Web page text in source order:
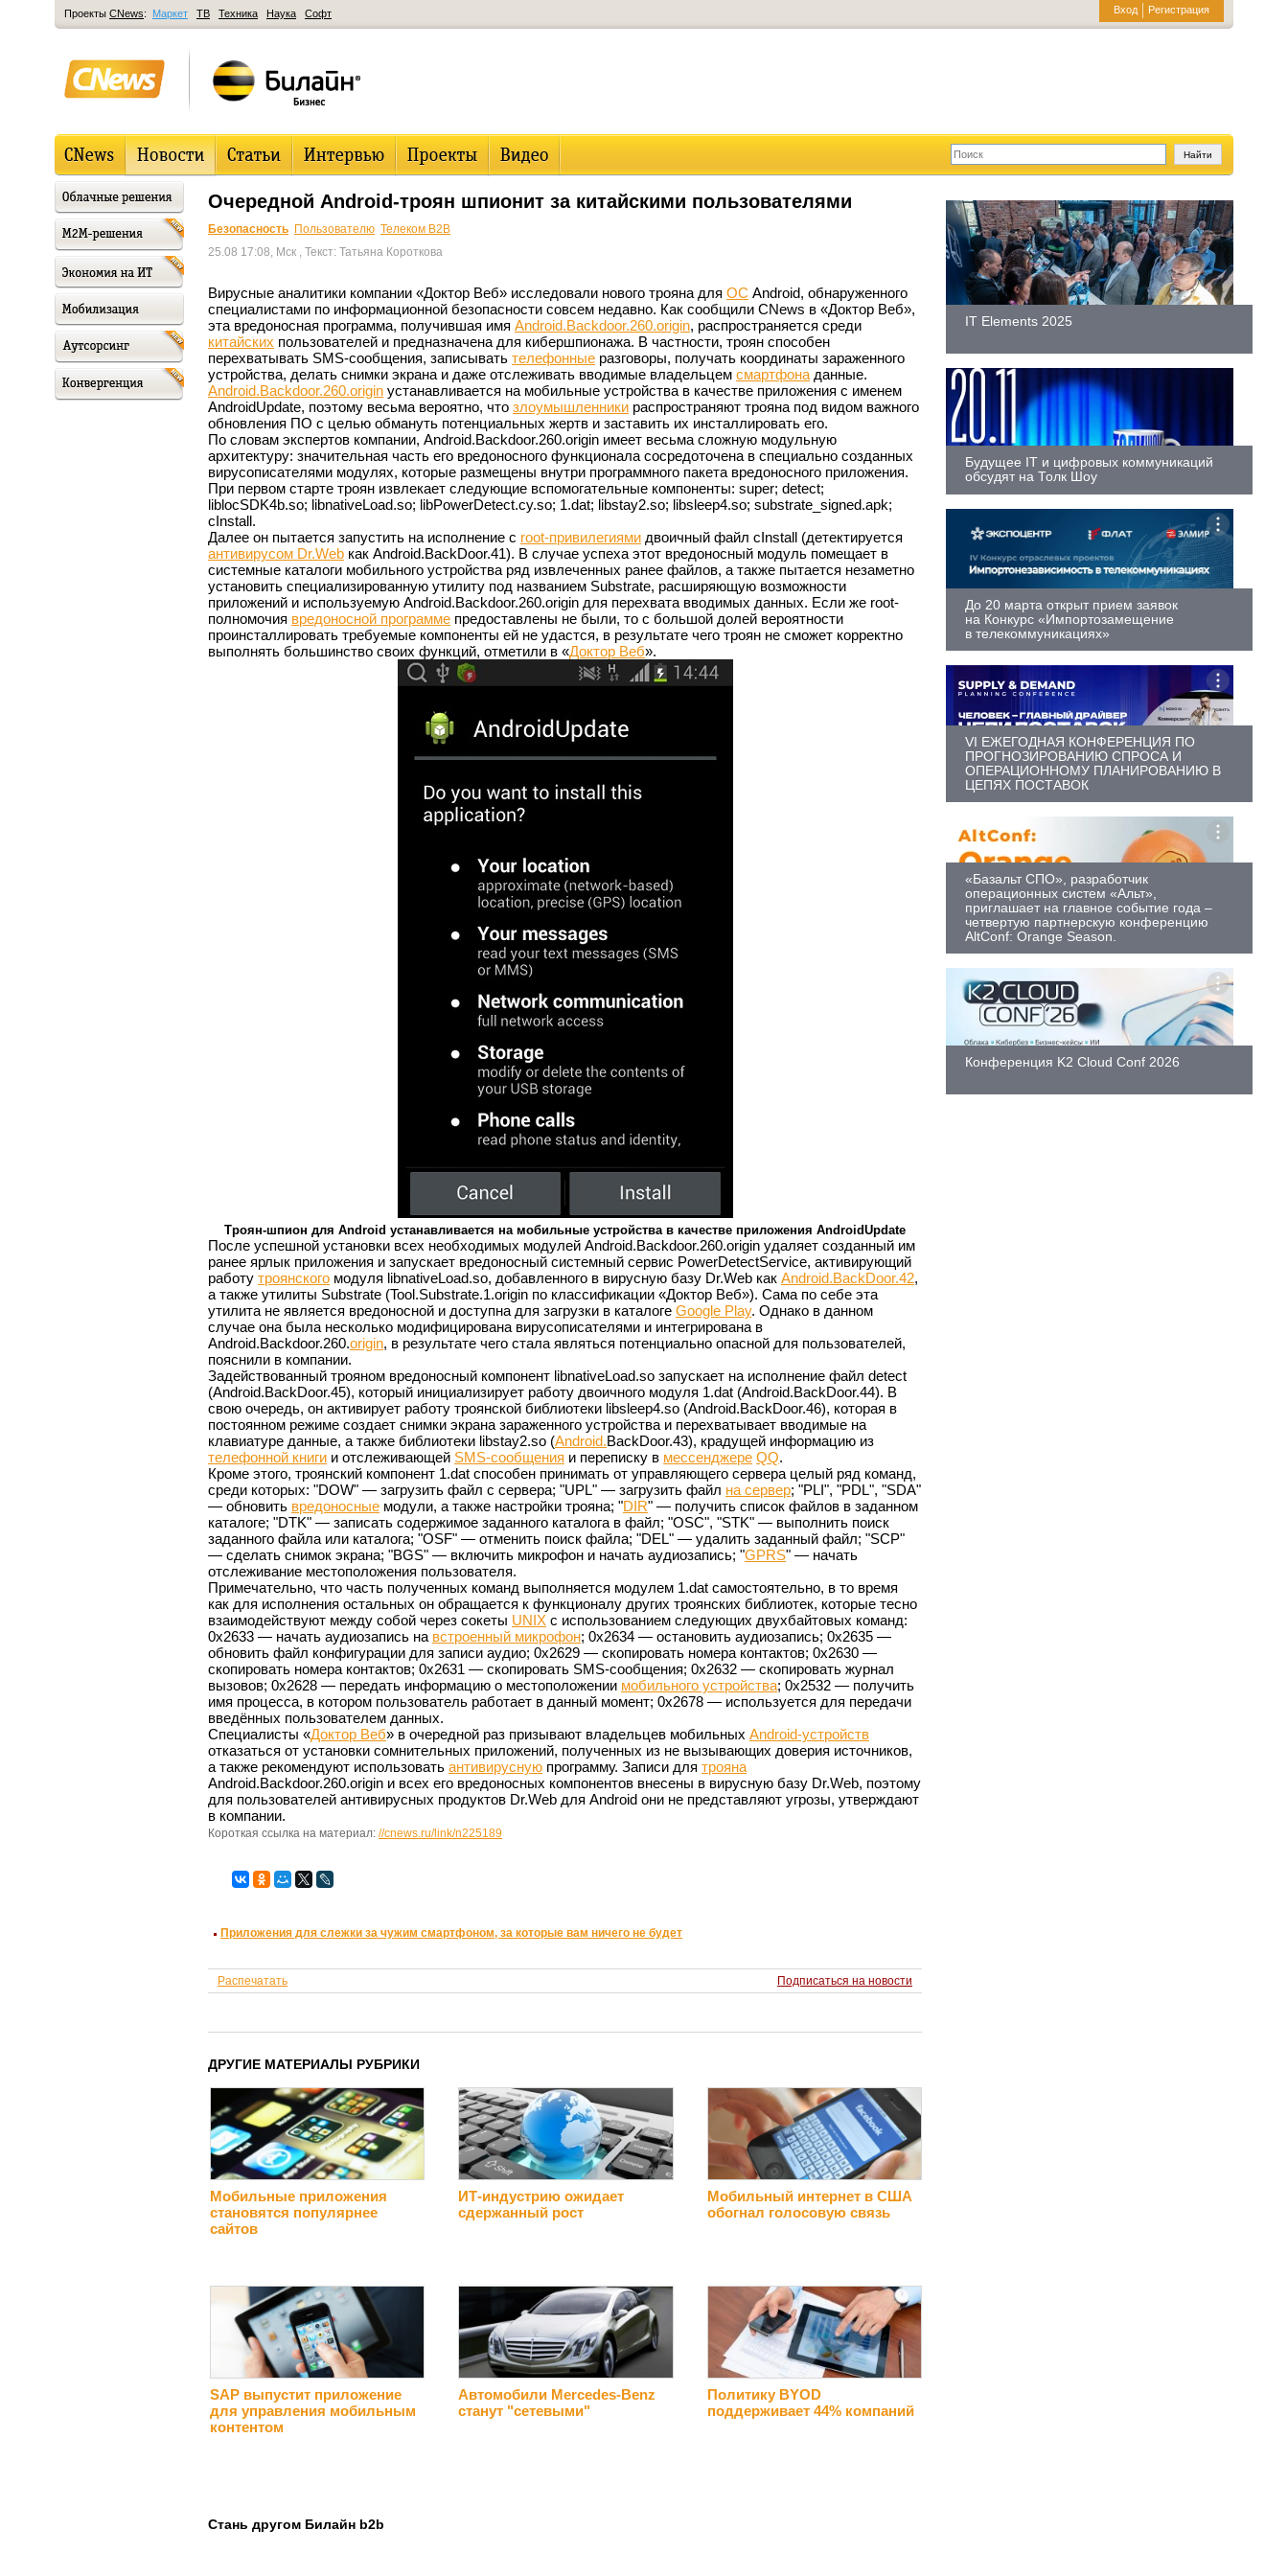
Вход Регистрация
Проекты CNews: Маркет ТВ Техника Наука Софт
Очередной Android-троян шпионит за китайскими пользователями
Безопасность Пользователю Телеком B2B
25.08 17:08, Мск , Текст: Татьяна Короткова
Вирусные аналитики компании «Доктор Веб» исследовали нового трояна для ОС Android, обнаруженного
специалистами по информационной безопасности совсем недавно. Как сообщили CNews в «Доктор Веб»,
эта вредоносная программа, получившая имя Android.Backdoor.260.origin, распространяется среди
китайских пользователей и предназначена для кибершпионажа. В частности, троян способен
перехватывать SMS-сообщения, записывать телефонные разговоры, получать координаты зараженного
устройства, делать снимки экрана и даже отслеживать вводимые владельцем смартфона данные.
Android.Backdoor.260.origin устанавливается на мобильные устройства в качестве приложения с именем
AndroidUpdate, поэтому весьма вероятно, что злоумышленники распространяют трояна под видом важного
обновления ПО с целью обмануть потенциальных жертв и заставить их инсталлировать его.
По словам экспертов компании, Android.Backdoor.260.origin имеет весьма сложную модульную
архитектуру: значительная часть его вредоносного функционала сосредоточена в специально созданных
вирусописателями модулях, которые размещены внутри программного пакета вредоносного приложения.
При первом старте троян извлекает следующие вспомогательные компоненты: super; detect;
liblocSDK4b.so; libnativeLoad.so; libPowerDetect.cy.so; 1.dat; libstay2.so; libsleep4.so; substrate_signed.apk;
cInstall.
Далее он пытается запустить на исполнение с root-привилегиями двоичный файл cInstall (детектируется
антивирусом Dr.Web как Android.BackDoor.41). В случае успеха этот вредоносный модуль помещает в
системные каталоги мобильного устройства ряд извлеченных ранее файлов, а также пытается незаметно
установить специализированную утилиту под названием Substrate, расширяющую возможности
приложений и используемую Android.Backdoor.260.origin для перехвата вводимых данных. Если же root-
полномочия вредоносной программе предоставлены не были, то с большой долей вероятности
проинсталлировать требуемые компоненты ей не удастся, в результате чего троян не сможет корректно
выполнять большинство своих функций, отметили в «Доктор Веб».
Троян-шпион для Android устанавливается на мобильные устройства в качестве приложения AndroidUpdate
После успешной установки всех необходимых модулей Android.Backdoor.260.origin удаляет созданный им
ранее ярлык приложения и запускает вредоносный системный сервис PowerDetectService, активирующий
работу троянского модуля libnativeLoad.so, добавленного в вирусную базу Dr.Web как Android.BackDoor.42,
а также утилиты Substrate (Tool.Substrate.1.origin по классификации «Доктор Веб»). Сама по себе эта
утилита не является вредоносной и доступна для загрузки в каталоге Google Play. Однако в данном
случае она была несколько модифицирована вирусописателями и интегрирована в
Android.Backdoor.260.origin, в результате чего стала являться потенциально опасной для пользователей,
пояснили в компании.
Задействованный трояном вредоносный компонент libnativeLoad.so запускает на исполнение файл detect
(Android.BackDoor.45), который инициализирует работу двоичного модуля 1.dat (Android.BackDoor.44). В
свою очередь, он активирует работу троянской библиотеки libsleep4.so (Android.BackDoor.46), которая в
постоянном режиме создает снимки экрана зараженного устройства и перехватывает вводимые на
клавиатуре данные, а также библиотеки libstay2.so (Android.BackDoor.43), крадущей информацию из
телефонной книги и отслеживающей SMS-сообщения и переписку в мессенджере QQ.
Кроме этого, троянский компонент 1.dat способен принимать от управляющего сервера целый ряд команд,
среди которых: "DOW" — загрузить файл с сервера; "UPL" — загрузить файл на сервер; "PLI", "PDL", "SDA"
— обновить вредоносные модули, а также настройки трояна; "DIR" — получить список файлов в заданном
каталоге; "DTK" — записать содержимое заданного каталога в файл; "OSC", "STK" — выполнить поиск
заданного файла или каталога; "OSF" — отменить поиск файла; "DEL" — удалить заданный файл; "SCP"
— сделать снимок экрана; "BGS" — включить микрофон и начать аудиозапись; "GPRS" — начать
отслеживание местоположения пользователя.
Примечательно, что часть полученных команд выполняется модулем 1.dat самостоятельно, в то время
как для исполнения остальных он обращается к функционалу других троянских библиотек, которые тесно
взаимодействуют между собой через сокеты UNIX с использованием следующих двухбайтовых команд:
0x2633 — начать аудиозапись на встроенный микрофон; 0x2634 — остановить аудиозапись; 0x2635 —
обновить файл конфигурации для записи аудио; 0x2629 — скопировать номера контактов; 0x2630 —
скопировать номера контактов; 0x2631 — скопировать SMS-сообщения; 0x2632 — скопировать журнал
вызовов; 0x2628 — передать информацию о местоположении мобильного устройства; 0x2532 — получить
имя процесса, в котором пользователь работает в данный момент; 0x2678 — используется для передачи
введённых пользователем данных.
Специалисты «Доктор Веб» в очередной раз призывают владельцев мобильных Android-устройств
отказаться от установки сомнительных приложений, полученных из не вызывающих доверия источников,
а также рекомендуют использовать антивирусную программу. Записи для трояна
Android.Backdoor.260.origin и всех его вредоносных компонентов внесены в вирусную базу Dr.Web, поэтому
для пользователей антивирусных продуктов Dr.Web для Android они не представляют угрозы, утверждают
в компании.
Короткая ссылка на материал: //cnews.ru/link/n225189
Приложения для слежки за чужим смартфоном, за которые вам ничего не будет
Распечатать Подписаться на новости
ДРУГИЕ МАТЕРИАЛЫ РУБРИКИ
Мобильные приложения
становятся популярнее
сайтов
ИТ-индустрию ожидает
сдержанный рост
Мобильный интернет в США
обогнал голосовую связь
SAP выпустит приложение
для управления мобильным
контентом
Автомобили Mercedes-Benz
станут "сетевыми"
Политику BYOD
поддерживает 44% компаний
Стань другом Билайн b2b
IT Elements 2025
Будущее IT и цифровых коммуникаций
обсудят на Толк Шоу
До 20 марта открыт прием заявок
на Конкурс «Импортозамещение
в телекоммуникациях»
VI ЕЖЕГОДНАЯ КОНФЕРЕНЦИЯ ПО
ПРОГНОЗИРОВАНИЮ СПРОСА И
ОПЕРАЦИОННОМУ ПЛАНИРОВАНИЮ В
ЦЕПЯХ ПОСТАВОК
«Базальт СПО», разработчик
операционных систем «Альт»,
приглашает на главное событие года –
четвертую партнерскую конференцию
AltConf: Orange Season.
Конференция K2 Cloud Conf 2026